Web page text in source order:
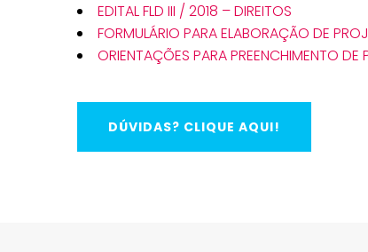
EDITAL FLD III / 2018 – DIREITOS
FORMULÁRIO PARA ELABORAÇÃO DE
ORIENTAÇÕES PARA PREENCHIMENTO DE
DÚVIDAS? CLIQUE AQUI!